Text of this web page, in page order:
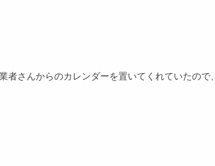
さんからのカレンダーを置いてくれていたので、